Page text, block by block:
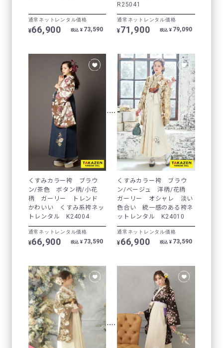
通常ネットレンタル価格
¥66,900 税込 ¥ 73,590
R25041
通常ネットレンタル価格
¥71,900 税込 ¥ 79,090
くすみカラー袴 ブラウ
ン/茶色 ボタン柄/小花
柄 ガーリー トレンド
かわいい くすみ系袴ネッ
トレンタル K24004
通常ネットレンタル価格
¥66,900 税込 ¥ 73,590
くすみカラー袴 ブラウ
ン/ベージュ 洋柄/花柄
ガーリー オシャレ 淡い
色合い 統一感のある袴ネ
ットレンタル K24010
通常ネットレンタル価格
¥66,900 税込 ¥ 73,590